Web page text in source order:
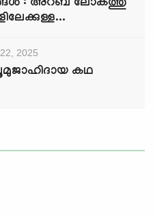
: അറബ് ലോകത്തു
2025
കഥ